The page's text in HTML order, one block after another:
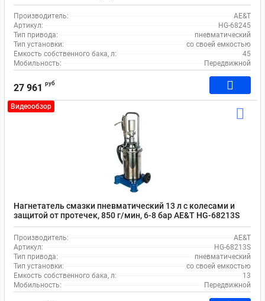
AE&T HG-68245
Производитель:
AE&T
Артикул:
HG-68245
Тип привода:
пневматический
Тип установки:
со своей емкостью
Емкость собственного бака, л:
45
Мобильность:
Передвижной
27 961 руб
Видеообзор
Нагнетатель смазки пневматический 13 л с колесами и
защитой от протечек, 850 г/мин, 6-8 бар AE&T HG-68213S
Производитель:
AE&T
Артикул:
HG-68213S
Тип привода:
пневматический
Тип установки:
со своей емкостью
Емкость собственного бака, л:
13
Мобильность:
Передвижной